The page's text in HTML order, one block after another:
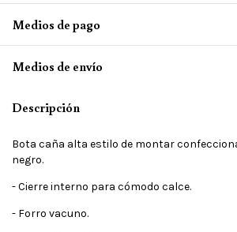
Medios de pago
Medios de envío
Descripción
Bota caña alta estilo de montar
negro.
- Cierre interno para cómodo calce.
- Forro vacuno.